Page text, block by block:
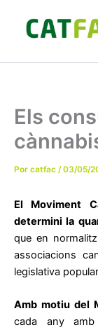
contenido
Els
Por catfac /03/05/
El Moviment
determini la
que en
associacions
legislativa
Amb motiu del
cada any